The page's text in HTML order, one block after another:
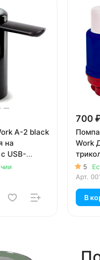
A-2 black
на
USB-
700
Work
5
Арт.
В